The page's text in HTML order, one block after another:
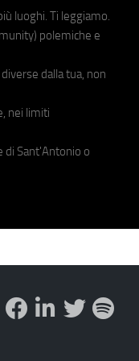
luoghi. Ti leggiamo.
polemiche e
dalla tua, non
nei limiti
di Sant'Antonio o